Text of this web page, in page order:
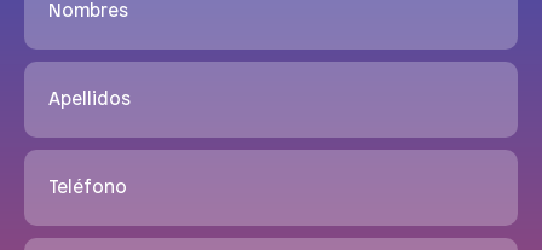
Nombres
Apellidos
Teléfono